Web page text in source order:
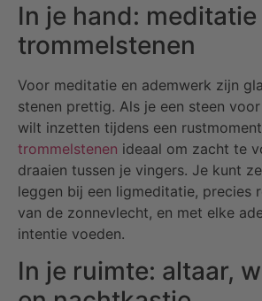
In je hand:
trommelstenen
Voor meditatie en ademwerk zijn
stenen prettig. Als je een steen
wilt inzetten tijdens een
trommelstenen ideaal om zacht te
draaien tussen je vingers. Je kunt
leggen bij een ligmeditatie, precies
van de zonnevlecht, en met elke
intentie voeden.
In je ruimte: altaar,